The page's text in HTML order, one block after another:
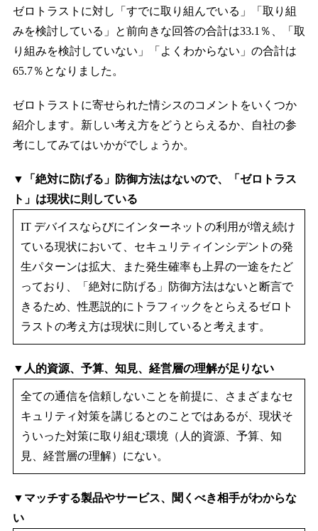
ゼロトラストに対し「すでに取り組んでいる」「取り組
みを検討している」と前向きな回答の合計は33.1％、「取
り組みを検討していない」「よくわからない」の合計は
65.7％となりました。
ゼロトラストに寄せられた情シスのコメントをいくつか
紹介します。新しい考え方をどうとらえるか、自社の参
考にしてみてはいかがでしょうか。
▼「絶対に防げる」防御方法はないので、「ゼロトラス
ト」は現状に則している
IT デバイスならびにインターネットの利用が増え続け
ている現状において、セキュリティインシデントの発
生パターンは拡大、また発生確率も上昇の一途をたど
っており、「絶対に防げる」防御方法はないと断言で
きるため、性悪説的にトラフィックをとらえるゼロト
ラストの考え方は現状に則していると考えます。
▼人的資源、予算、知見、経営層の理解が足りない
全ての通信を信頼しないことを前提に、さまざまなセ
キュリティ対策を講じるとのことではあるが、現状そ
ういった対策に取り組む環境（人的資源、予算、知
見、経営層の理解）にない。
▼マッチする製品やサービス、聞くべき相手がわからな
い